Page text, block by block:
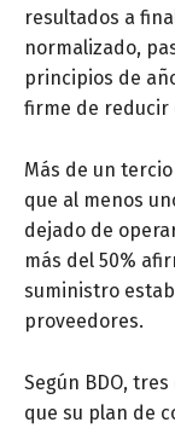
resultados a
normalizado,
principios de
firme de reducir
Más de un
que al menos
dejado de
más del 50%
suministro
proveedores.
Según BDO,
que su plan de